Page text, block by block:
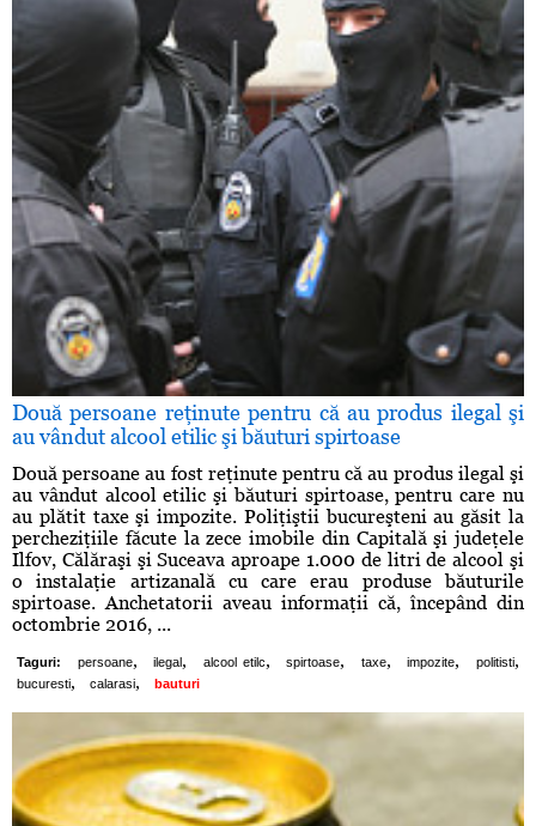
Două persoane reţinute pentru că au produs ilegal şi
au vândut alcool etilic şi băuturi spirtoase
Două persoane au fost reţinute pentru că au produs ilegal şi
au vândut alcool etilic şi băuturi spirtoase, pentru care nu
au plătit taxe şi impozite. Poliţiştii bucureşteni au găsit la
percheziţiile făcute la zece imobile din Capitală şi judeţele
Ilfov, Călăraşi şi Suceava aproape 1.000 de litri de alcool şi
o instalaţie artizanală cu care erau produse băuturile
spirtoase. Anchetatorii aveau informaţii că, începând din
octombrie 2016, ...
Taguri: persoane, ilegal , alcool etilc, spirtoase, taxe, impozite, politisti,
bucuresti, calarasi, bauturi